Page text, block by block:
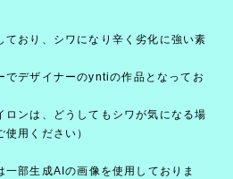
ており、シワになり辛く劣化に強い素
でデザイナーのyntiの作品となってお
ロンは、どうしてもシワが気になる場
用ください）
部生成AIの画像を使用しておりま